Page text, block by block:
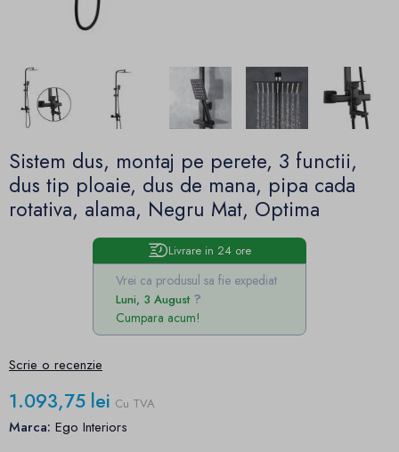
Sistem dus, montaj pe perete, 3 functii,
dus tip ploaie, dus de mana, pipa cada
rotativa, alama, Negru Mat, Optima
Livrare in 24 ore
Vrei ca produsul sa fie expediat
Luni, 3 August
Cumpara acum!
Scrie o recenzie
1.093,75 lei Cu TVA
Marca: Ego Interiors